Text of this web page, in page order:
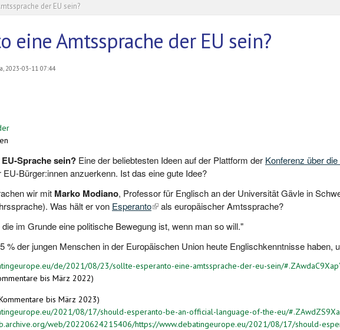
der EU sein?
eine Amtssprache der EU sein?
2023-03-11 07:44
Sprache sein? Eine der beliebtesten Ideen auf der Plattform der Konferenz über
Bürger:innen anzuerkenn. Ist das eine gute Idee?
wir mit Marko Modiano, Professor für Englisch an der Universität Gävle in
Was hält er von Esperanto(link is external)
als europäischer Amtssprache?
im Grunde eine politische Bewegung ist, wenn man so will."
% der jungen Menschen in der Europäischen Union heute Englischkenntnisse
de/2021/08/23/sollte-esperanto-eine-amtssprache-der-eu-sein/
bis März 2022)
bis März 2023)
2021/08/17/should-esperanto-be-an-official-language-of-the-eu/
web/20220624215406/https://www.debatingeurope.eu/2021/08/17/should-